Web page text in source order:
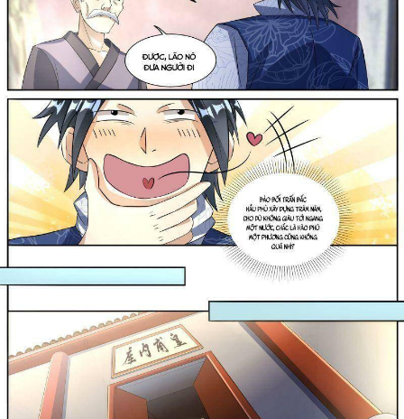
Tu Tiên
Xuyên Không
Đô Thị
Tải
App